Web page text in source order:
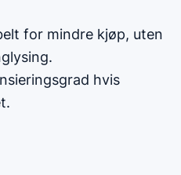
for mindre kjøp, uten
hvis